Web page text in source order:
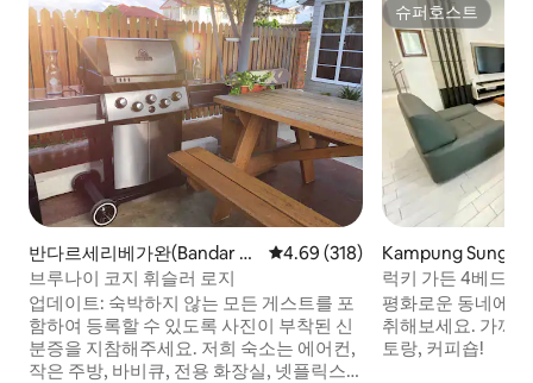
반다르세리베가완(Bandar Se
ri Begawan)의 별장
평점 4.69점(5점 만점), 후기 318
4.69 (318)
브루나이 코지 휘슬러 로지
업데이트: 숙박하지 않는 모든 게스트를 포
함하여 등록할 수 있도록 사진이 부착된 신
분증을 지참해주세요. 저희 숙소는 에어컨,
작은 주방, 바비큐, 전용 화장실, 넷플릭스
슈퍼호스트
슈퍼호스트
Kampung Sungai
집
럭키 가든 4베드룸
평화로운 동네에
취해보세요. 가까
토랑, 커피숍!